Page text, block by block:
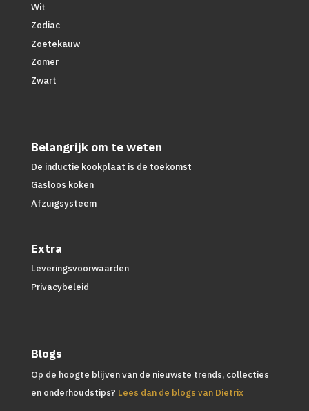
Wit
Zodiac
Zoetekauw
Zomer
Zwart
Belangrijk om te weten
De inductie kookplaat is de toekomst
Gasloos koken
Afzuigsysteem
Extra
Leveringsvoorwaarden
Privacybeleid
Blogs
Op de hoogte blijven van de nieuwste trends, collecties
en onderhoudstips? Lees dan de blogs van Dietrix